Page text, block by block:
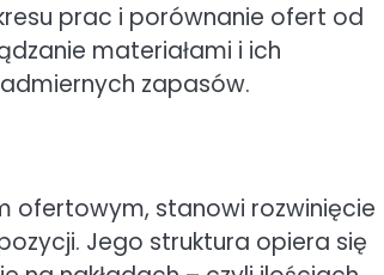
prac i porównanie ofert od
materiałami i ich
zapasów.
ofertowym, stanowi rozwinięcie
Jego struktura opiera się